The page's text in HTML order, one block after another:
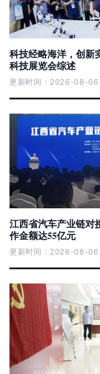
科技经略海洋，创
科技展览会综述
更新时间：2026-08-
江西省汽车产业链对
作金额达55亿元
更新时间：2026-08-06